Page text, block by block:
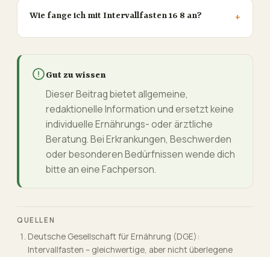
Wie fange ich mit Intervallfasten 16 8 an?
Gut zu wissen
Dieser Beitrag bietet allgemeine,
redaktionelle Information und ersetzt keine
individuelle Ernährungs- oder ärztliche
Beratung. Bei Erkrankungen, Beschwerden
oder besonderen Bedürfnissen wende dich
bitte an eine Fachperson.
QUELLEN
Deutsche Gesellschaft für Ernährung (DGE):
Intervallfasten – gleichwertige, aber nicht überlegene